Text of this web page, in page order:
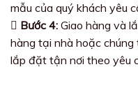
mẫu của quý khách yêu
Bước 4: Giao hàng và
hàng tại nhà hoặc
lắp đặt tận nơi theo yêu